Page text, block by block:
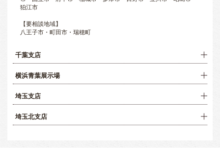
狛江市
【要相談地域】
八王子市・町田市・瑞穂町
千葉支店
横浜青葉展示場
埼玉支店
埼玉北支店